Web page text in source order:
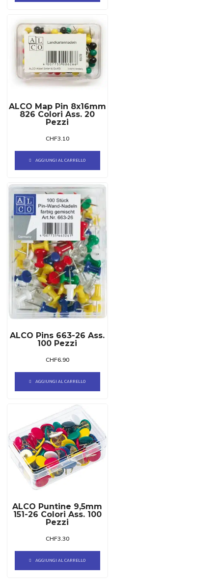
ALCO Map Pin 8x16mm
826 Colori Ass. 20
Pezzi
CHF3.10
AGGIUNGI AL CARRELLO
ALCO Pins 663-26 Ass.
100 Pezzi
CHF6.90
AGGIUNGI AL CARRELLO
ALCO Puntine 9,5mm
151-26 Colori Ass. 100
Pezzi
CHF3.30
AGGIUNGI AL CARRELLO